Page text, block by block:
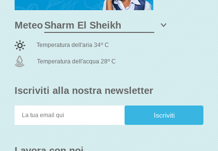
Iscriviti alla nostra newsletter
Meteo
Temperatura dell'aria 34o C
Temperatura dell'acqua 28o C